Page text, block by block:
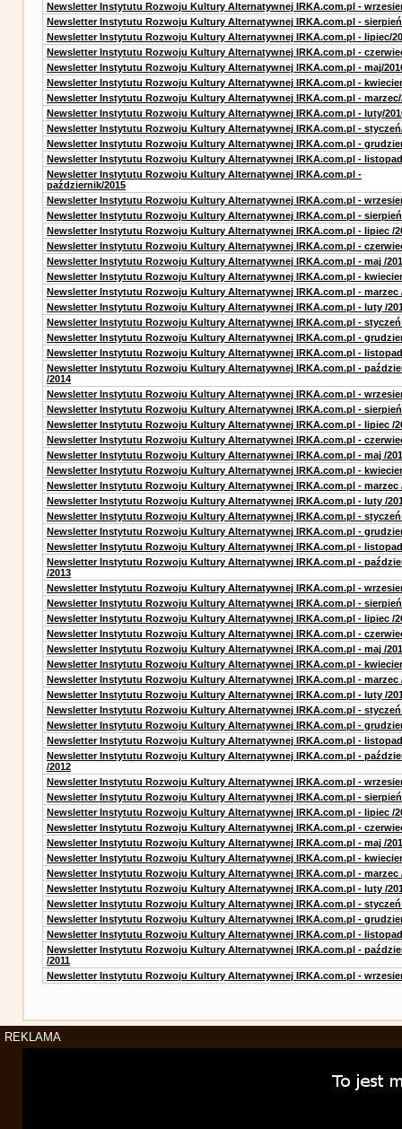
Newsletter Instytutu Rozwoju Kultury Alternatywnej IRKA.com.pl -
Newsletter Instytutu Rozwoju Kultury Alternatywnej IRKA.com.pl -
Newsletter Instytutu Rozwoju Kultury Alternatywnej IRKA.com.pl - lipiec/
Newsletter Instytutu Rozwoju Kultury Alternatywnej IRKA.com.pl -
Newsletter Instytutu Rozwoju Kultury Alternatywnej IRKA.com.pl - maj/
Newsletter Instytutu Rozwoju Kultury Alternatywnej IRKA.com.pl -
Newsletter Instytutu Rozwoju Kultury Alternatywnej IRKA.com.pl - marzec/
Newsletter Instytutu Rozwoju Kultury Alternatywnej IRKA.com.pl - luty/
Newsletter Instytutu Rozwoju Kultury Alternatywnej IRKA.com.pl -
Newsletter Instytutu Rozwoju Kultury Alternatywnej IRKA.com.pl -
Newsletter Instytutu Rozwoju Kultury Alternatywnej IRKA.com.pl -
Newsletter Instytutu Rozwoju Kultury Alternatywnej IRKA.com.pl -
październik/2015
Newsletter Instytutu Rozwoju Kultury Alternatywnej IRKA.com.pl -
Newsletter Instytutu Rozwoju Kultury Alternatywnej IRKA.com.pl -
Newsletter Instytutu Rozwoju Kultury Alternatywnej IRKA.com.pl - lipiec /
Newsletter Instytutu Rozwoju Kultury Alternatywnej IRKA.com.pl -
Newsletter Instytutu Rozwoju Kultury Alternatywnej IRKA.com.pl - maj /
Newsletter Instytutu Rozwoju Kultury Alternatywnej IRKA.com.pl -
Newsletter Instytutu Rozwoju Kultury Alternatywnej IRKA.com.pl - marzec
Newsletter Instytutu Rozwoju Kultury Alternatywnej IRKA.com.pl - luty /
Newsletter Instytutu Rozwoju Kultury Alternatywnej IRKA.com.pl - styczeń
Newsletter Instytutu Rozwoju Kultury Alternatywnej IRKA.com.pl -
Newsletter Instytutu Rozwoju Kultury Alternatywnej IRKA.com.pl - listopad
Newsletter Instytutu Rozwoju Kultury Alternatywnej IRKA.com.pl -
/2014
Newsletter Instytutu Rozwoju Kultury Alternatywnej IRKA.com.pl -
Newsletter Instytutu Rozwoju Kultury Alternatywnej IRKA.com.pl - sierpień
Newsletter Instytutu Rozwoju Kultury Alternatywnej IRKA.com.pl - lipiec /
Newsletter Instytutu Rozwoju Kultury Alternatywnej IRKA.com.pl -
Newsletter Instytutu Rozwoju Kultury Alternatywnej IRKA.com.pl - maj /
Newsletter Instytutu Rozwoju Kultury Alternatywnej IRKA.com.pl -
Newsletter Instytutu Rozwoju Kultury Alternatywnej IRKA.com.pl - marzec
Newsletter Instytutu Rozwoju Kultury Alternatywnej IRKA.com.pl - luty /
Newsletter Instytutu Rozwoju Kultury Alternatywnej IRKA.com.pl - styczeń
Newsletter Instytutu Rozwoju Kultury Alternatywnej IRKA.com.pl -
Newsletter Instytutu Rozwoju Kultury Alternatywnej IRKA.com.pl - listopad
Newsletter Instytutu Rozwoju Kultury Alternatywnej IRKA.com.pl -
/2013
Newsletter Instytutu Rozwoju Kultury Alternatywnej IRKA.com.pl -
Newsletter Instytutu Rozwoju Kultury Alternatywnej IRKA.com.pl - sierpień
Newsletter Instytutu Rozwoju Kultury Alternatywnej IRKA.com.pl - lipiec /
Newsletter Instytutu Rozwoju Kultury Alternatywnej IRKA.com.pl -
Newsletter Instytutu Rozwoju Kultury Alternatywnej IRKA.com.pl - maj /
Newsletter Instytutu Rozwoju Kultury Alternatywnej IRKA.com.pl -
Newsletter Instytutu Rozwoju Kultury Alternatywnej IRKA.com.pl - marzec
Newsletter Instytutu Rozwoju Kultury Alternatywnej IRKA.com.pl - luty /
Newsletter Instytutu Rozwoju Kultury Alternatywnej IRKA.com.pl - styczeń
Newsletter Instytutu Rozwoju Kultury Alternatywnej IRKA.com.pl -
Newsletter Instytutu Rozwoju Kultury Alternatywnej IRKA.com.pl - listopad
Newsletter Instytutu Rozwoju Kultury Alternatywnej IRKA.com.pl -
/2012
Newsletter Instytutu Rozwoju Kultury Alternatywnej IRKA.com.pl -
Newsletter Instytutu Rozwoju Kultury Alternatywnej IRKA.com.pl - sierpień
Newsletter Instytutu Rozwoju Kultury Alternatywnej IRKA.com.pl - lipiec /
Newsletter Instytutu Rozwoju Kultury Alternatywnej IRKA.com.pl -
Newsletter Instytutu Rozwoju Kultury Alternatywnej IRKA.com.pl - maj /
Newsletter Instytutu Rozwoju Kultury Alternatywnej IRKA.com.pl -
Newsletter Instytutu Rozwoju Kultury Alternatywnej IRKA.com.pl - marzec
Newsletter Instytutu Rozwoju Kultury Alternatywnej IRKA.com.pl - luty /
Newsletter Instytutu Rozwoju Kultury Alternatywnej IRKA.com.pl - styczeń
Newsletter Instytutu Rozwoju Kultury Alternatywnej IRKA.com.pl -
Newsletter Instytutu Rozwoju Kultury Alternatywnej IRKA.com.pl - listopad
Newsletter Instytutu Rozwoju Kultury Alternatywnej IRKA.com.pl -
/2011
Newsletter Instytutu Rozwoju Kultury Alternatywnej IRKA.com.pl -
REKLAMA